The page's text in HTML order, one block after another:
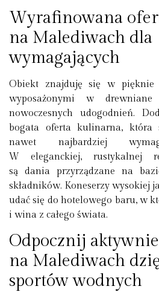
Wyrafinowana
na Malediwach dla
wymagających
Obiekt znajduję się w pięknie
wyposażonymi w
nowoczesnych udogodnień.
bogata oferta kulinarna, która
nawet najbardziej
W eleganckiej, rustykalnej
są dania przyrządzane na
składników. Koneserzy wysokiej
udać się do hotelowego baru, w
i wina z całego świata.
Odpocznij aktywnie
na Malediwach
sportów wodnych